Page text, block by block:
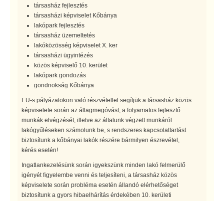
társasház fejlesztés
társasházi képviselet Kőbánya
lakópark fejlesztés
társasház üzemeltetés
lakóközösség képviselet X. ker
társasházi ügyintézés
közös képviselő 10. kerület
lakópark gondozás
gondnokság Kőbánya
EU-s pályázatokon való részvétellel segítjük a társasház közös
képviselete során az állagmegóvást, a folyamatos fejlesztő
munkák elvégzését, illetve az általunk végzett munkáról
lakógyűléseken számolunk be, s rendszeres kapcsolattartást
biztosítunk a kőbányai lakók részére bármilyen észrevétel,
kérés esetén!
Ingatlankezelésünk során igyekszünk minden lakó felmerülő
igényét figyelembe venni és teljesíteni, a társasház közös
képviselete során probléma esetén állandó elérhetőséget
biztosítunk a gyors hibaelhárítás érdekében 10. kerületi